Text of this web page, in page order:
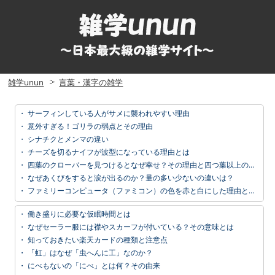
雑学unun 言葉・漢字の雑学
・ サーフィンしている人がサメに襲われやすい理由
・ 意外すぎる！ゴリラの弱点とその理由
・ シナチクとメンマの違い
・ チーズを切るナイフが波型になっている理由とは
・ 四葉のクローバーを見つけるとなぜ幸せ？その理由と四つ葉以上の意味
・ なぜあくびをすると涙が出るのか？量の多い少ないの違いは？
・ ファミリーコンピュータ（ファミコン）の色を赤と白にした理由とは？
・ 働き盛りに必要な仮眠時間とは
・ なぜセーラー服には襟やスカーフが付いている？その意味とは
・ 知っておきたい楽天カードの種類と注意点
・
「虹」はなぜ「虫へんに工」なのか？
・ にべもないの「にべ」とは何？その由来